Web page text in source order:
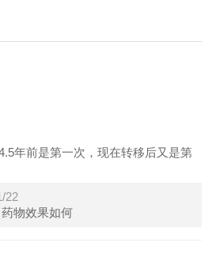
年前是第一次，现在转移后又是第
22
物效果如何